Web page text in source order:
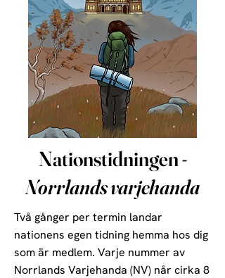
Nationstidningen -
Norrlands varjehanda
Två gånger per termin landar
nationens egen tidning hemma hos dig
som är medlem. Varje nummer av
Norrlands Varjehanda (NV) når cirka 8